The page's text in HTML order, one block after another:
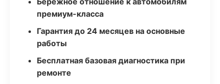
премиум-класса
Гарантия до 24 месяцев на основные
работы
Бесплатная базовая диагностика при
ремонте